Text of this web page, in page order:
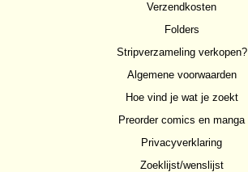
Verzendkosten
Folders
Stripverzameling verkopen?
Algemene voorwaarden
Hoe vind je wat je zoekt
Preorder comics en manga
Privacyverklaring
Zoeklijst/wenslijst